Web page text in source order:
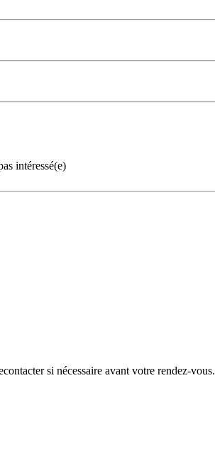
intéressé(e)
si nécessaire avant votre rendez-vous.